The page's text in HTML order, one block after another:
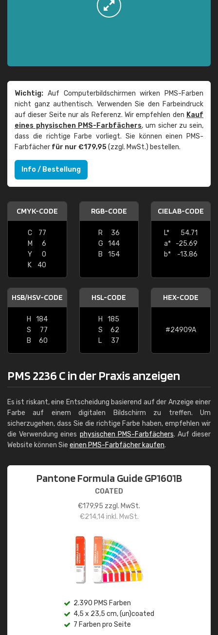
Wichtig: Auf Computerbildschirmen wirken PMS-Farben
nicht ganz authentisch. Verwenden Sie den Farbeindruck
auf dieser Seite nur als Referenz. Wir empfehlen den Kauf
eines physischen PMS-Farbfächers, um sicher zu sein,
dass die richtige Farbe vorliegt. Sie können einen PMS-
Farbfächer für nur €179,95(zzgl. MwSt.) bestellen.
Info / Bestellung
CMYK-CODE
C
77
M
6
Y
0
K
40
RGB-CODE
R
36
G
144
B
154
CIELAB-CODE
L*
54.71
a*
-25.69
b*
-13.86
HSB/HSV-CODE
H
184
S
77
B
60
HSL-CODE
H
185
S
62
L
37
HEX-CODE
#24909A
PMS 2236 C in der Praxis anzeigen
Es ist riskant, eine Entscheidung basierend auf der Anzeige einer
Farbe auf einem digitalen Bildschirm zu treffen. Um
sicherzugehen, dass Sie die richtige Farbe haben, empfehlen wir
die Verwendung eines physischen PMS-Farbfächers. Auf dieser
Website können Sie einen PMS-Farbfächer kaufen.
Pantone Formula Guide GP1601B
COATED
€179,95 zzgl. MwSt.
€214,14inkl. MwSt.
2.390 PMS Farben
4,5 x 23,5 cm, (un)coated
7 Farben pro Seite